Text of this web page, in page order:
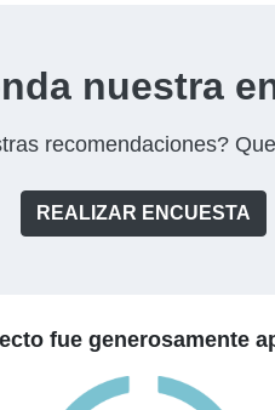
nuestra
recomendaciones?
REALIZAR ENCUESTA
fue generosamente